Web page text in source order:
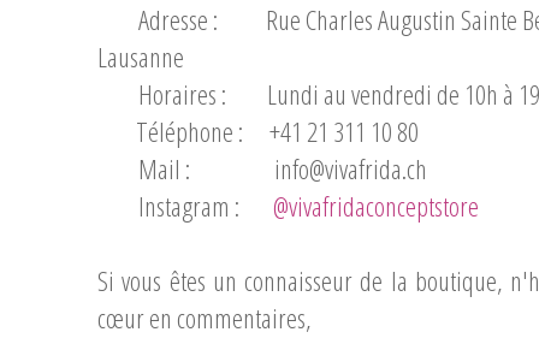
Adresse : Rue Charles Augustin Sainte
Lausanne
Horaires : Lundi au vendredi de 10h à
Téléphone : +41 21 311 10 80
Mail : info@vivafrida.ch
Instagram : @vivafridaconceptstore
Si vous êtes un connaisseur de la boutique,
cœur en commentaires,